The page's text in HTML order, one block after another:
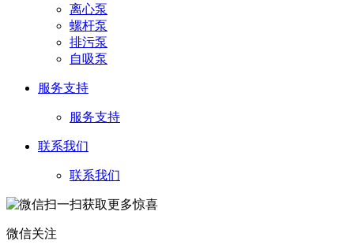
离心泵
螺杆泵
排污泵
自吸泵
服务支持
服务支持
联系我们
联系我们
微信关注